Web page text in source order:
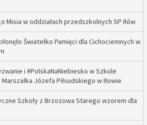
Misia w oddziałach przedszkolnych SP Iłów
Światełko Pamięci dla Cichociemnych w
i #PolskaNaNiebiesko w Szkole
Józefa Piłsudskiego w Iłowie
Szkoły z Brzozowa Starego wzorem dla